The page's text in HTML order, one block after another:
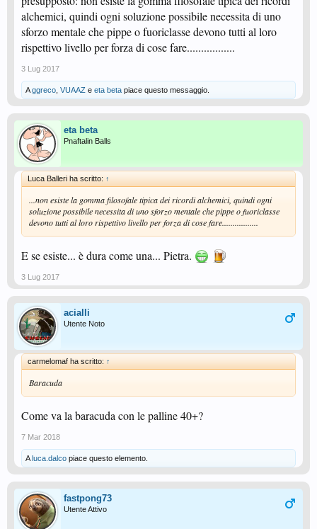
alchemici, quindi ogni soluzione possibile necessita di uno
sforzo mentale che pippe o fuoriclasse devono tutti al loro
rispettivo livello per forza di cose fare.................
3 Lug 2017
Aggreco VUAAZ e eta beta piace questo messaggio.
eta beta
Pnaftalin Balls
Luca Balleri ha scritto: ↑
...non esiste la gomma filosofale tipica dei ricordi alchemici, quindi ogni
soluzione possibile necessita di uno sforzo mentale che pippe o fuoriclasse
devono tutti al loro rispettivo livello per forza di cose fare.................
E se esiste... è dura come una... Pietra.
3 Lug 2017
acialli
Utente Noto
carmelomaf ha scritto: ↑
Baracuda
Come va la baracuda con le palline 40+?
7 Mar 2018
Aluca.dalco piace questo elemento.
fastpong73
Utente Attivo